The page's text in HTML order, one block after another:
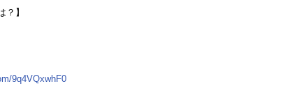
？】
9q4VQxwhF0